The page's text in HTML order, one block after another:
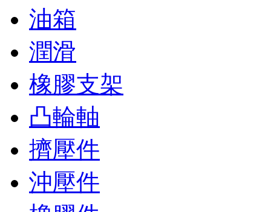
油箱
潤滑
橡膠支架
凸輪軸
擠壓件
沖壓件